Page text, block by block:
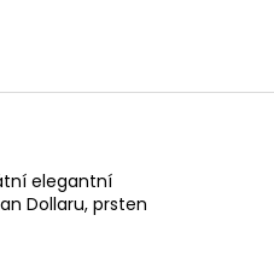
elegantní
Dollaru, prsten